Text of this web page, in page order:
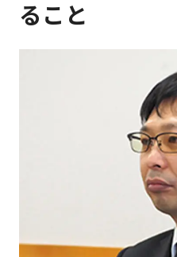
ること